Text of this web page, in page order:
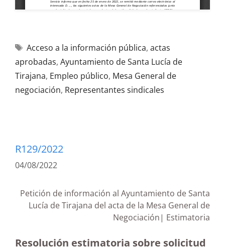
Acceso a la información pública, actas
aprobadas, Ayuntamiento de Santa Lucía de
Tirajana, Empleo público, Mesa General de
negociación, Representantes sindicales
R129/2022
04/08/2022
Petición de información al Ayuntamiento de Santa
Lucía de Tirajana del acta de la Mesa General de
Negociación| Estimatoria
Resolución estimatoria sobre solicitud